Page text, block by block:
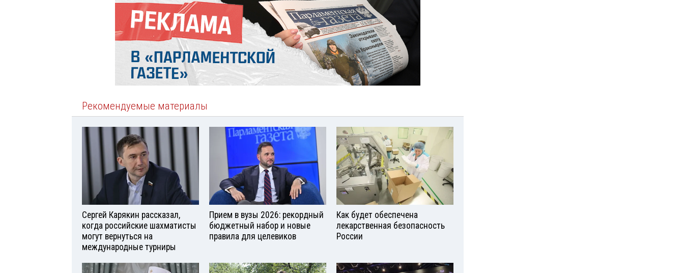
Рекомендуемые материалы
Сергей Карякин рассказал,
когда российские шахматисты
могут вернуться на
международные турниры
Прием в вузы 2026: рекордный
бюджетный набор и новые
правила для целевиков
Как будет обеспечена
лекарственная безопасность
России